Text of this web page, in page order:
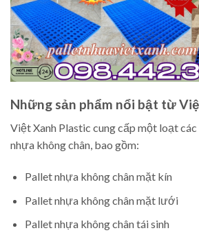
Những sản phẩm nổi bật từ
Việt Xanh Plastic cung cấp một loạt
nhựa không chân, bao gồm:
Pallet nhựa không chân mặt kín
Pallet nhựa không chân mặt lưới
Pallet nhựa không chân tái sinh